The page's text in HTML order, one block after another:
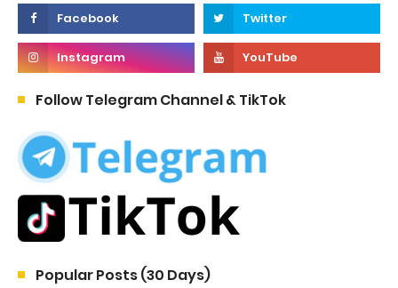
Follow Telegram Channel & TikTok
Popular Posts (30 Days)